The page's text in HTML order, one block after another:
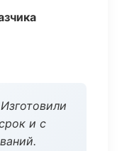
и с